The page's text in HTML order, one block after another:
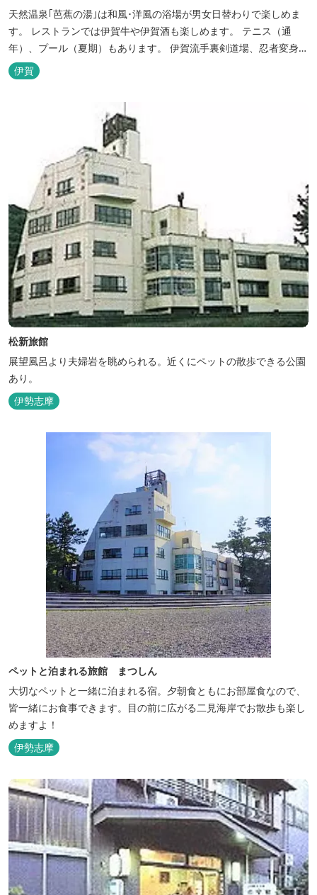
天然温泉｢芭蕉の湯｣は和風･洋風の浴場が男女日替わりで楽しめま
す。 レストランでは伊賀牛や伊賀酒も楽しめます。 テニス（通
年）、プール（夏期）もあります。 伊賀流手裏剣道場、忍者変身処
を常設しております。 ★ＨＰが新しくなりました！
http://www.hh-sunpia-iga.co.jp ※日替わりランチ、日替わり薬湯
などがタイムリーにチェックできます。
伊賀
松新旅館
展望風呂より夫婦岩を眺められる。近くにペットの散歩できる公園
あり。
伊勢志摩
ペットと泊まれる旅館 まつしん
大切なペットと一緒に泊まれる宿。夕朝食ともにお部屋食なので、
皆一緒にお食事できます。目の前に広がる二見海岸でお散歩も楽し
めますよ！
伊勢志摩